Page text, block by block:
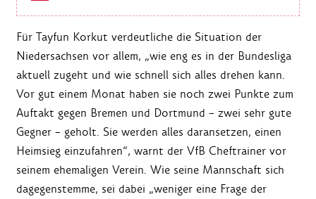
Für Tayfun Korkut verdeutliche die Situation der
Niedersachsen vor allem, „wie eng es in der Bundesliga
aktuell zugeht und wie schnell sich alles drehen kann.
Vor gut einem Monat haben sie noch zwei Punkte zum
Auftakt gegen Bremen und Dortmund – zwei sehr gute
Gegner – geholt. Sie werden alles daransetzen, einen
Heimsieg einzufahren“, warnt der VfB Cheftrainer vor
seinem ehemaligen Verein. Wie seine Mannschaft sich
dagegenstemme, sei dabei „weniger eine Frage der